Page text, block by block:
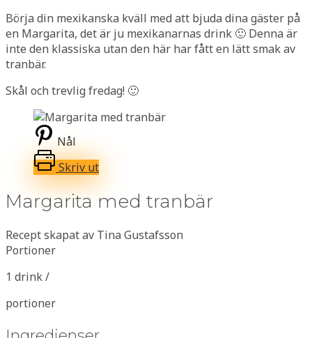
Börja din mexikanska kväll med att bjuda dina gäster på
en Margarita, det är ju mexikanarnas drink 🙂 Denna är
inte den klassiska utan den här har fått en lätt smak av
tranbär.
Skål och trevlig fredag! 🙂
Nål
Skriv ut
Margarita med tranbär
Recept skapat av Tina Gustafsson
Portioner
1 drink /
portioner